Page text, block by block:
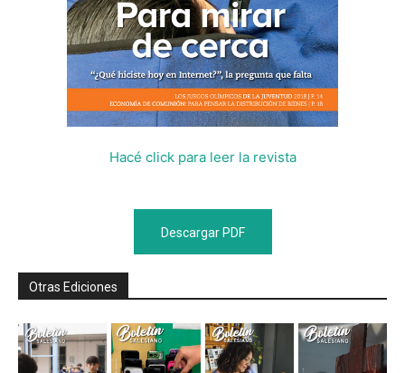
Hacé click para leer la revista
Descargar PDF
Otras Ediciones